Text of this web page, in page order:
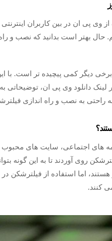
از وی پی ان در بین کاربران
بهتر است بدانید که نصب و راه
برخی دیگر کمی پیچیده‌ تر است.
لینک دانلود وی پی ان،
راحتی به نصب و راه اندازی
های اجتماعی، سایت های محبوب
روی آوردند تا به این گونه
اما استفاده از فیلترشکن
کنند.